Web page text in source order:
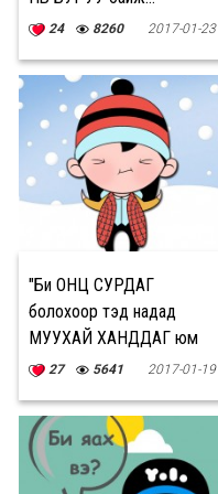
24 8260 2017-01-23
"Би ОНЦ СУРДАГ
болохоор тэд надад
МУУХАЙ ХАНДДАГ юм
шиг САНАГДДАГ"
27 5641 2017-01-19